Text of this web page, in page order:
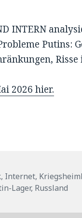
INTERN
Putins:
2026 hier.
, Internet,
Lager, Russland